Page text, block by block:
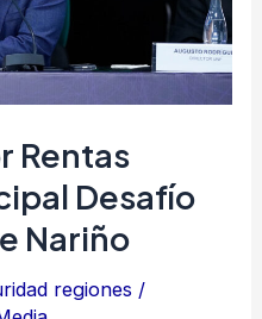
Rentas
Desafío
Nariño
regiones /